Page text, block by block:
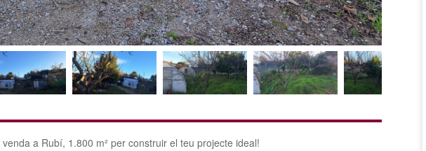
a Rubí, 1.800 m² per construir el teu projecte ideal!